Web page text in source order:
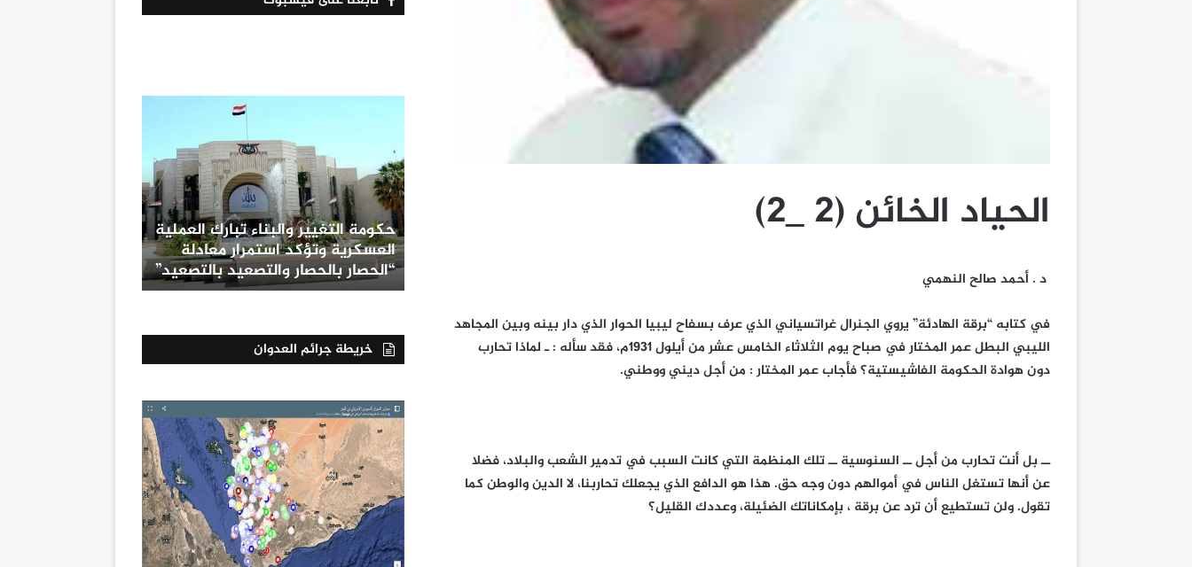
الحياد الخائن (2 _2)
د . أحمد صالح النهمي
في كتابه “برقة الهادئة” يروي الجنرال غراتسياني الذي عرف بسفاح ليبيا الحوار الذي دار بينه وبين المجاهد
الليبي البطل عمر المختار في صباح يوم الثلاثاء الخامس عشر من أيلول 1931م، فقد سأله : ـ لماذا تحارب
دون هوادة الحكومة الفاشيستية؟ فأجاب عمر المختار : من أجل ديني ووطني.
ــ بل أنت تحارب من أجل ــ السنوسية ــ تلك المنظمة التي كانت السبب في تدمير الشعب والبلاد، فضلا
عن أنها تستغل الناس في أموالهم دون وجه حق. هذا هو الدافع الذي يجعلك تحاربنا، لا الدين والوطن كما
تقول. ولن تستطيع أن ترد عن برقة ، بإمكاناتك الضئيلة، وعددك القليل؟
حكومة التغيير والبناء تبارك العملية
العسكرية وتؤكد استمرار معادلة
“الحصار بالحصار والتصعيد بالتصعيد”
خريطة جرائم العدوان